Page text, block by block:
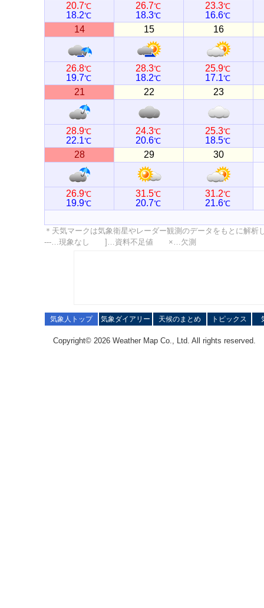
20.7℃
18.2℃
26.7℃
18.3℃
23.3℃
16.6℃
14 15 16
26.8℃
19.7℃
28.3℃
18.2℃
25.9℃
17.1℃
21 22 23
28.9℃
22.1℃
24.3℃
20.6℃
25.3℃
18.5℃
28 29 30
26.9℃
19.9℃
31.5℃
20.7℃
31.2℃
21.6℃
＊天気マークは気象衛星やレーダー観測のデータをもとに解
---…現象なし ]…資料不足値 ×…欠測
気象人トップ 気象ダイアリー 天候のまとめ トピックス
Copyright© 2026 Weather Map Co., Ltd. All rights reserved.